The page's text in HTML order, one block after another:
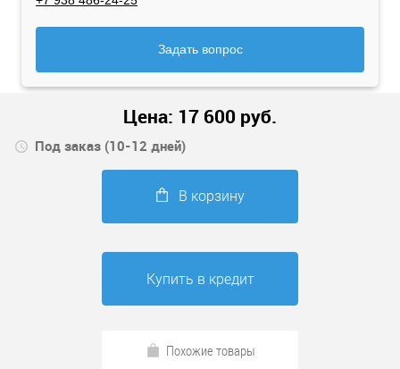
Задать вопрос
Цена: 17 600 руб.
Под заказ (10-12 дней)
В корзину
Купить в кредит
Похожие товары